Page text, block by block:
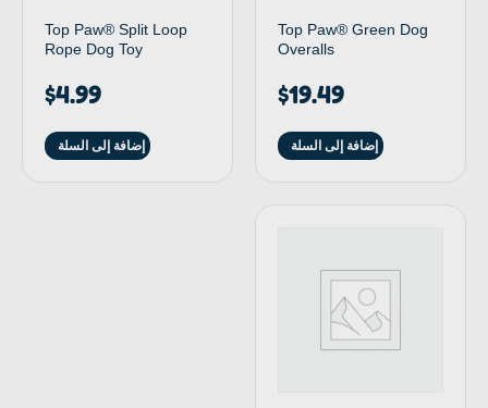
Top Paw® Green Dog
Overalls
$19.49
إضافة إلى السلة
Top Paw® Split Loop
Rope Dog Toy
$4.99
إضافة إلى السلة